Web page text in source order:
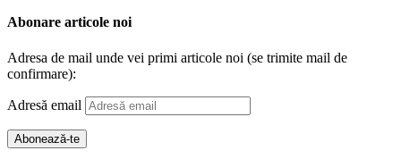
Abonare articole noi
Adresa de mail unde vei primi articole noi (se trimite mail de
confirmare):
Adresă email
Abonează-te